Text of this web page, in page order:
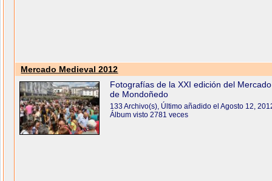
Mercado Medieval 2012
Fotografías de la XXI edición del
de Mondoñedo
133 Archivo(s), Último añadido el Agosto 12,
Álbum visto 2781 veces